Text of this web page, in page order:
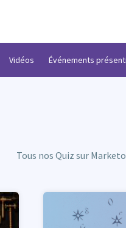
Vidéos Événements
Tous nos Quiz sur